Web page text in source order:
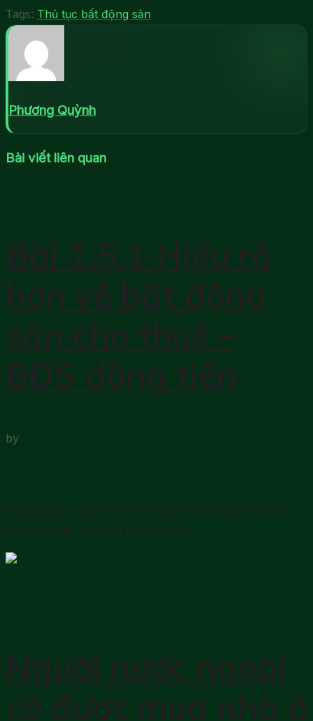
Tags: Thủ tục bất động sản
Phương Quỳnh
Bài viết liên quan
Bài 1.5.1 Hiểu rõ
hơn về bất động
sản cho thuê –
BĐS dòng tiền
by
Tổng quan về BĐS cho thuê Khái niệm và bản chất Bất
động sản cho thuê là hình thức đầu...
Người nước ngoài
có được mua nhà ở